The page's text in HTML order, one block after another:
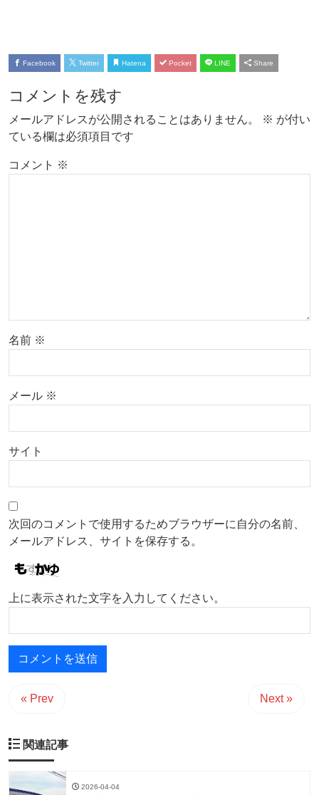
Facebook Twitter Hatena Pocket LINE Share
コメントを残す
メールアドレスが公開されることはありません。 ※ が付い
ている欄は必須項目です
コメント ※
名前 ※
メール ※
サイト
次回のコメントで使用するためブラウザーに自分の名前、
メールアドレス、サイトを保存する。
上に表示された文字を入力してください。
« Prev Next »
関連記事
2026-04-04